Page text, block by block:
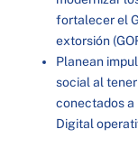
fortalecer el
extorsión
Planean
social al
conectados a
Digital